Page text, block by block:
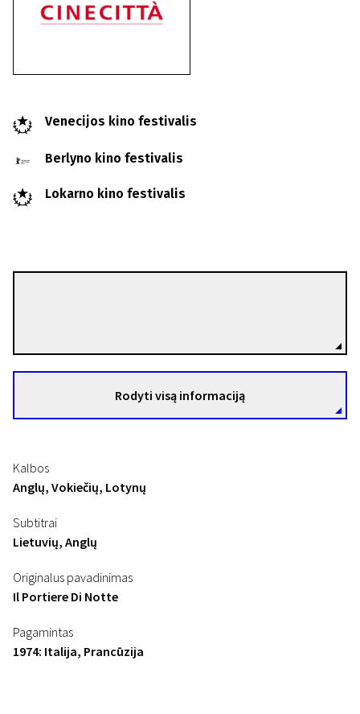
Venecijos kino festivalis
Berlyno kino festivalis
Lokarno kino festivalis
Rodyti visą informaciją
Kalbos
Anglų, Vokiečių, Lotynų
Subtitrai
Lietuvių, Anglų
Originalus pavadinimas
Il Portiere Di Notte
Pagamintas
1974: Italija, Prancūzija